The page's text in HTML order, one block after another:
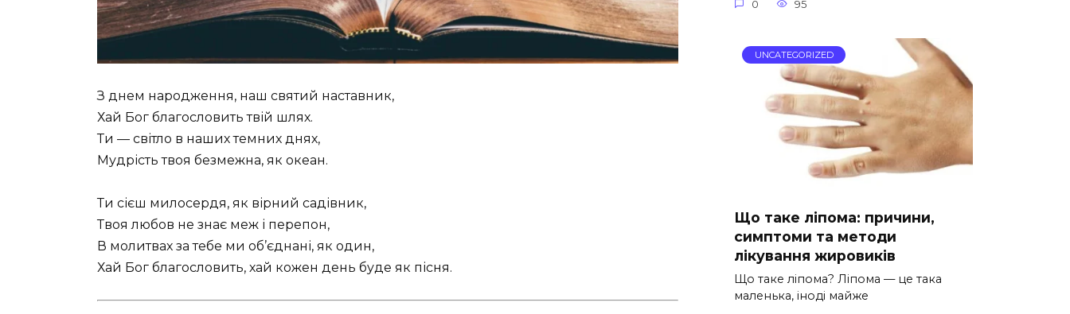
З днем народження, наш святий наставник,
Хай Бог благословить твій шлях.
Ти — світло в наших темних днях,
Мудрість твоя безмежна, як океан.
Ти сієш милосердя, як вірний садівник,
Твоя любов не знає меж і перепон,
В молитвах за тебе ми об’єднані, як один,
Хай Бог благословить, хай кожен день буде як пісня.
0 95
UNCATEGORIZED
Що таке ліпома: причини,
симптоми та методи
лікування жировиків
Що таке ліпома? Ліпома — це така
маленька, іноді майже